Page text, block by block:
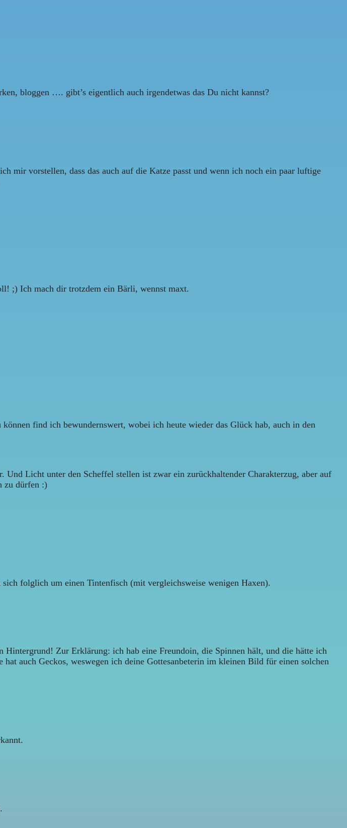
bloggen …. gibt’s eigentlich auch irgendetwas das Du nicht kannst?
mir vorstellen, dass das auch auf die Katze passt und wenn ich noch ein paar luftige
;) Ich mach dir trotzdem ein Bärli, wennst maxt.
find ich bewundernswert, wobei ich heute wieder das Glück hab, auch in den
Licht unter den Scheffel stellen ist zwar ein zurückhaltender Charakterzug, aber auf
zu dürfen :)
folglich um einen Tintenfisch (mit vergleichsweise wenigen Haxen).
Zur Erklärung: ich hab eine Freundoin, die Spinnen hält, und die hätte ich
auch Geckos, weswegen ich deine Gottesanbeterin im kleinen Bild für einen solchen